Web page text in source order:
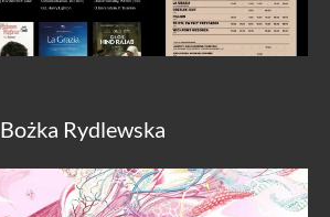
Bożka Rydlewska